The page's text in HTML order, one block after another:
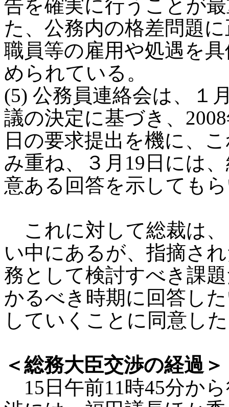
告を確実に行うことが
た、公務内の格差問題
職員等の雇用や処遇を
められている。
(5) 公務員連絡会は、１
議の決定に基づき、
日の要求提出を機に、
み重ね、３月19日には
意ある回答を示しても
これに対して総裁は
い中にあるが、指摘さ
務として検討すべき課
かるべき時期に回答し
していくことに同意し
＜総務大臣交渉の経過＞
15日午前11時45分か